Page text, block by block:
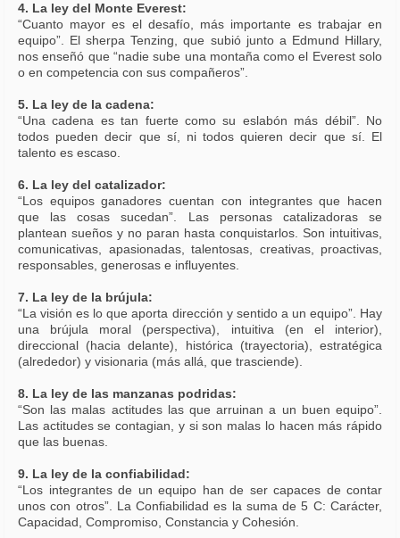
4. La ley del Monte Everest:
“Cuanto mayor es el desafío, más importante es trabajar en
equipo”. El sherpa Tenzing, que subió junto a Edmund Hillary,
nos enseñó que “nadie sube una montaña como el Everest solo
o en competencia con sus compañeros”.
5. La ley de la cadena:
“Una cadena es tan fuerte como su eslabón más débil”. No
todos pueden decir que sí, ni todos quieren decir que sí. El
talento es escaso.
6. La ley del catalizador:
“Los equipos ganadores cuentan con integrantes que hacen
que las cosas sucedan”. Las personas catalizadoras se
plantean sueños y no paran hasta conquistarlos. Son intuitivas,
comunicativas, apasionadas, talentosas, creativas, proactivas,
responsables, generosas e influyentes.
7. La ley de la brújula:
“La visión es lo que aporta dirección y sentido a un equipo”. Hay
una brújula moral (perspectiva), intuitiva (en el interior),
direccional (hacia delante), histórica (trayectoria), estratégica
(alrededor) y visionaria (más allá, que trasciende).
8. La ley de las manzanas podridas:
“Son las malas actitudes las que arruinan a un buen equipo”.
Las actitudes se contagian, y si son malas lo hacen más rápido
que las buenas.
9. La ley de la confiabilidad:
“Los integrantes de un equipo han de ser capaces de contar
unos con otros”. La Confiabilidad es la suma de 5 C: Carácter,
Capacidad, Compromiso, Constancia y Cohesión.